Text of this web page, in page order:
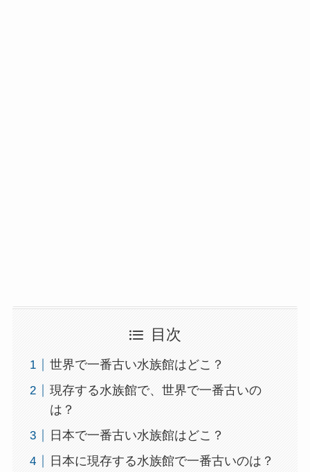
目次
世界で一番古い水族館はどこ？
現存する水族館で、世界で一番古いの
は？
日本で一番古い水族館はどこ？
日本に現存する水族館で一番古いのは？